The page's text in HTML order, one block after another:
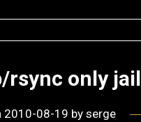
rsync only jail
2010-08-19 by serge